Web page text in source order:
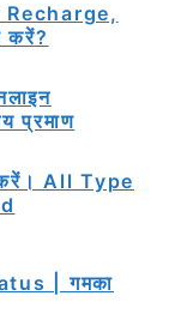
करें?
प्रमाण
करें। All Type
| गमका